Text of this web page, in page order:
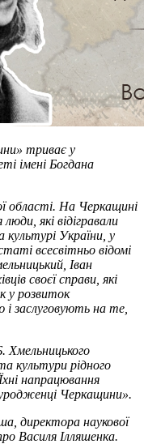
триває у
імені Богдана
області. На Черкащині
які відігравали
культурі України, у
всесвітньо відомі
Іван
своєї справи, які
у розвиток
заслуговують на те,
Хмельницького
культури рідного
напрацювання
Черкащини».
директора наукової
Василя Ілляшенка.